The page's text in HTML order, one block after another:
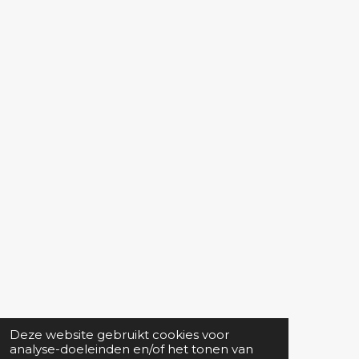
Deze website gebruikt cookies voor
analyse-doeleinden en/of het tonen van